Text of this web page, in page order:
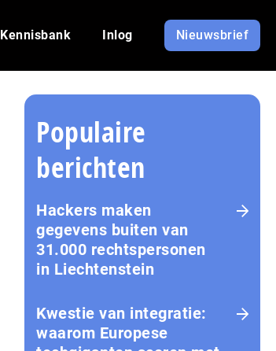
Kennisbank Inlog Nieuwsbrief
Populaire
berichten
Hackers maken
gegevens buiten van
31.000 rechtspersonen
in Liechtenstein
Kwestie van integratie:
waarom Europese